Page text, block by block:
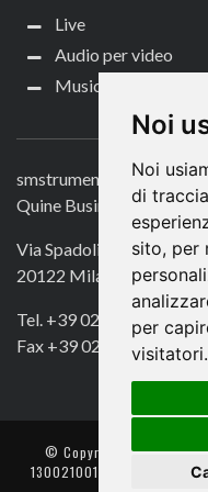
Noi
Noi
di
sito, per
per
visitatori.
Live
Audio per video
Music Life
smstrumentimusicali.it
Quine Business Publisher
Via Spadolini 7
20122 Milano
Tel. +39 02 49756990
Fax +39 02 72016740
© Copyright 2018. All
13002100157 –